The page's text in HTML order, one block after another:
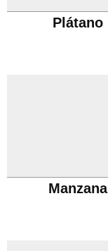
Plátano
Manzana